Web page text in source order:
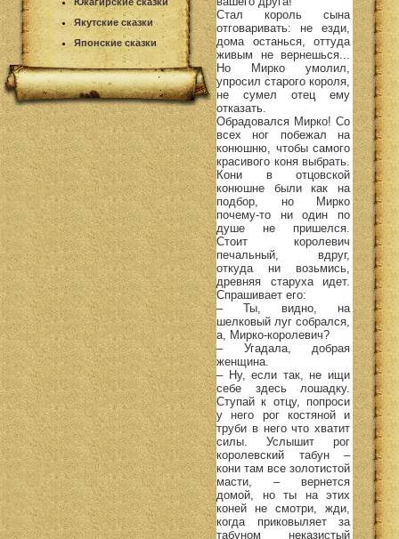
Якутские сказки
Японские сказки
Стал король сына
отговаривать: не езди,
дома останься, оттуда
живым не вернешься...
Но Мирко умолил,
упросил старого короля,
не сумел отец ему
отказать.
Обрадовался Мирко! Со
всех ног побежал на
конюшню, чтобы самого
красивого коня выбрать.
Кони в отцовской
конюшне были как на
подбор, но Мирко
почему-то ни один по
душе не пришелся.
Стоит королевич
печальный, вдруг,
откуда ни возьмись,
древняя старуха идет.
Спрашивает его:
– Ты, видно, на
шелковый луг собрался,
а, Мирко-королевич?
– Угадала, добрая
женщина.
– Ну, если так, не ищи
себе здесь лошадку.
Ступай к отцу, попроси
у него рог костяной и
труби в него что хватит
силы. Услышит рог
королевский табун –
кони там все золотистой
масти, – вернется
домой, но ты на этих
коней не смотри, жди,
когда приковыляет за
табуном неказистый